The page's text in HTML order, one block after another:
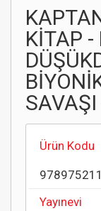
KİTAP -
Ürün Kodu
Yayınevi